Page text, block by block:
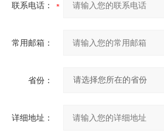
联系电话：
常用邮箱：
省份：
详细地址：